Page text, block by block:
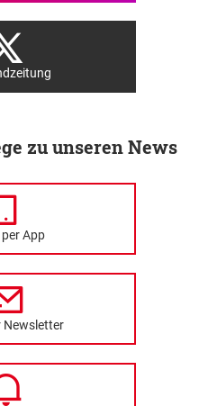
zu unseren News
App
Newsletter